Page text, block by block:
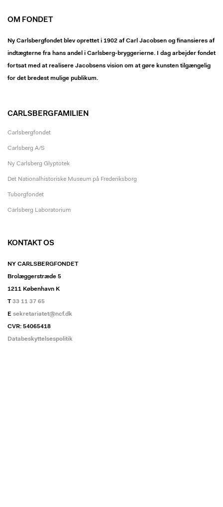
OM FONDET
Ny Carlsbergfondet blev oprettet i 1902 af Carl Jacobsen og finansieres af
indtægterne fra hans andel i Carlsberg-bryggerierne. I dag arbejder fondet
fortsat med at realisere Jacobsens vision om at gøre kunsten tilgængelig
for det bredest mulige publikum.
CARLSBERGFAMILIEN
Carlsbergfondet
Carlsberg A/S
Ny Carlsberg Glyptotek
Det Nationalhistoriske Museum på Frederiksborg
Tuborgfondet
Carlsberg Laboratorium
KONTAKT OS
NY CARLSBERGFONDET
Brolæggerstræde 5
1211 København K
T33 11 37 65
E sekretariatet@ncf.dk
CVR: 54065418
Databeskyttelsespolitik